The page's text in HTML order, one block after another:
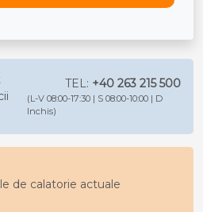
TEL: +40 263 215 500
(L-V 08:00-17:30 | S 08:00-10:00 | D
Inchis)
de calatorie actuale